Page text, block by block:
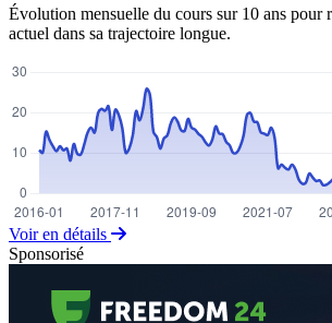
Évolution mensuelle du cours sur 10 ans pour
actuel dans sa trajectoire longue.
Voir en détails
Sponsorisé